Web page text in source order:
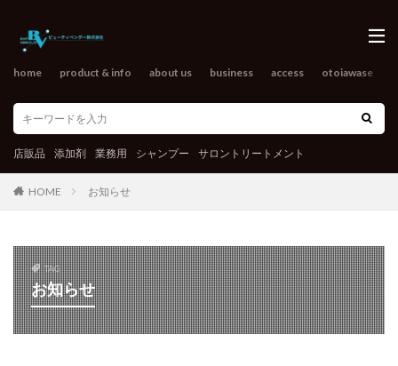
home product & info about us business access otoiawase
店販品 添加剤 業務用 シャンプー サロントリートメント
HOME お知らせ
TAG
お知らせ